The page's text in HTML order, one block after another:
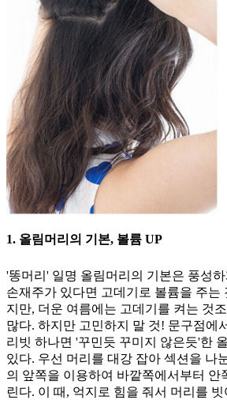
1. 올림머리의 기본, 볼륨 UP
'똥머리' 일명 올림머리의 기본은 풍성
손재주가 있다면 고데기로 볼륨을 주는
지만, 더운 여름에는 고데기를 켜는 것
많다. 하지만 고민하지 말 것! 문구점에
리빗 하나면 '꾸민듯 꾸미지 않은듯'한
있다. 우선 머리를 대강 잡아 섹션을 나
의 앞쪽을 이용하여 바깥쪽에서부터 안
린다. 이 때, 억지로 힘을 줘서 머리를